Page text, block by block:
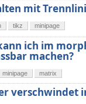
mit
tikz minipage
ich im
machen?
minipage matrix
verschwindet